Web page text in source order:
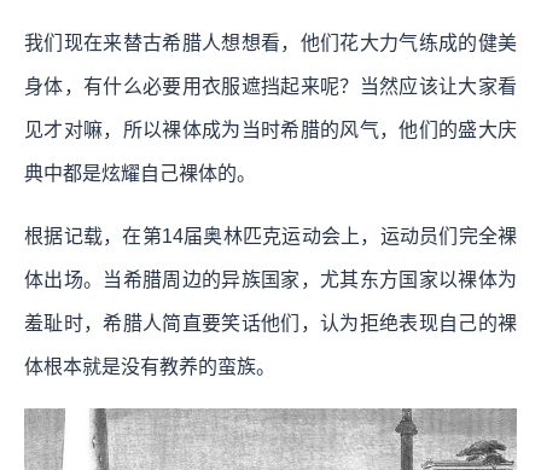
我们现在来替古希腊人想想看，他们花大力气练成的健美
身体，有什么必要用衣服遮挡起来呢？当然应该让大家看
见才对嘛，所以裸体成为当时希腊的风气，他们的盛大庆
典中都是炫耀自己裸体的。
根据记载，在第14届奥林匹克运动会上，运动员们完全裸
体出场。当希腊周边的异族国家，尤其东方国家以裸体为
羞耻时，希腊人简直要笑话他们，认为拒绝表现自己的裸
体根本就是没有教养的蛮族。